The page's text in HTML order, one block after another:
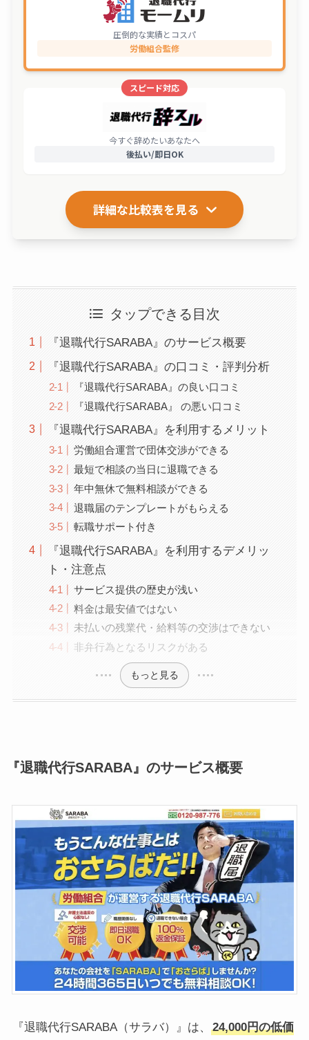
圧倒的な実績とコスパ
労働組合監修
スピード対応
今すぐ辞めたいあなたへ
後払い/即日OK
詳細な比較表を見る
タップできる目次
『退職代行SARABA』のサービス概要
『退職代行SARABA』の口コミ・評判分析
『退職代行SARABA』の良い口コミ
『退職代行SARABA』 の悪い口コミ
『退職代行SARABA』を利用するメリット
労働組合運営で団体交渉ができる
最短で相談の当日に退職できる
年中無休で無料相談ができる
退職届のテンプレートがもらえる
転職サポート付き
『退職代行SARABA』を利用するデメリッ
ト・注意点
サービス提供の歴史が浅い
料金は最安値ではない
未払いの残業代・給料等の交渉はできない
非弁行為となるリスクがある
もっと見る
『退職代行SARABA』のサービス概要
『退職代行SARABA（サラバ）』は、 24,000円の低価